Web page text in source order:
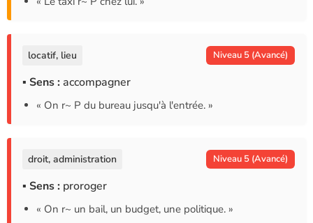
locatif, lieu Niveau 5 (Avancé)
▪ Sens : accompagner
« On r~ P du bureau jusqu'à l'entrée. »
droit, administration Niveau 5 (Avancé)
▪ Sens : proroger
« On r~ un bail, un budget, une politique. »